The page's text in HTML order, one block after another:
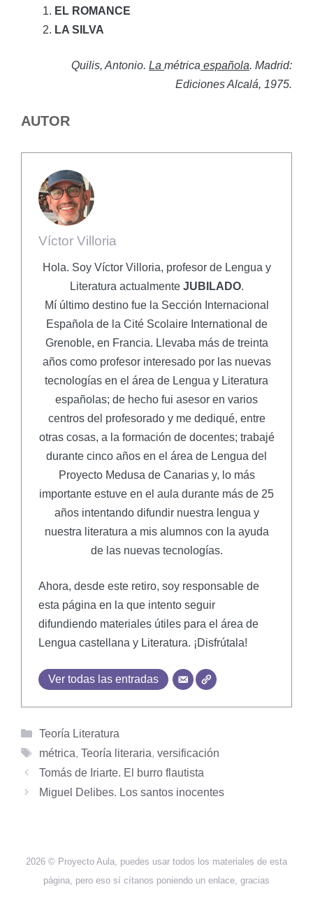
EL ROMANCE
LA SILVA
Quilis, Antonio. La métrica española. Madrid:
Ediciones Alcalá, 1975.
AUTOR
Víctor Villoria
Hola. Soy Víctor Villoria, profesor de Lengua y
Literatura actualmente JUBILADO.
Mí último destino fue la Sección Internacional
Española de la Cité Scolaire International de
Grenoble, en Francia. Llevaba más de treinta
años como profesor interesado por las nuevas
tecnologías en el área de Lengua y Literatura
españolas; de hecho fui asesor en varios
centros del profesorado y me dediqué, entre
otras cosas, a la formación de docentes; trabajé
durante cinco años en el área de Lengua del
Proyecto Medusa de Canarias y, lo más
importante estuve en el aula durante más de 25
años intentando difundir nuestra lengua y
nuestra literatura a mis alumnos con la ayuda
de las nuevas tecnologías.
Ahora, desde este retiro, soy responsable de
esta página en la que intento seguir
difundiendo materiales útiles para el área de
Lengua castellana y Literatura. ¡Disfrútala!
Ver todas las entradas
Categorías
Teoría Literatura
Etiquetas
métrica, Teoría literaria, versificación
Tomás de Iriarte. El burro flautista
Miguel Delibes. Los santos inocentes
2026 © Proyecto Aula, puedes usar todos los materiales de esta
página, pero eso sí cítanos poniendo un enlace, gracias